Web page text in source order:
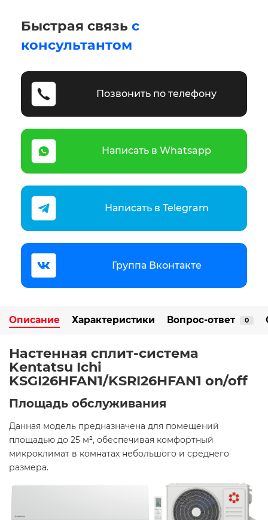
Быстрая связь с
консультантом
Позвонить по телефону
Написать в Whatsapp
Написать в Telegram
Группа Вконтакте
Описание Характеристики Вопрос-ответ 0
Настенная сплит-система
Kentatsu Ichi
KSGI26HFAN1/KSRI26HFAN1 on/off
Площадь обслуживания
Данная модель предназначена для помещений
площадью до 25 м², обеспечивая комфортный
микроклимат в комнатах небольшого и среднего
размера.​